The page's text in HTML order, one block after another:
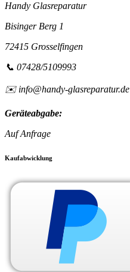
Handy Glasreparatur
Bisinger Berg 1
72415 Grosselfingen
📞 07428/5109993
✉️ info@handy-glasreparatur.de
Geräteabgabe:
Auf Anfrage
Kaufabwicklung